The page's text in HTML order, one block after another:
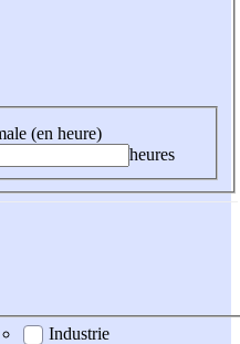
(en heure)
heures
Industrie